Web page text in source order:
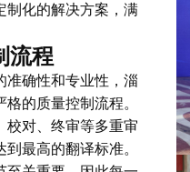
制化的解决方案，满
流程
准确性和专业性，淄
的质量控制流程。
校对、终审等多重审
最高的翻译标准。